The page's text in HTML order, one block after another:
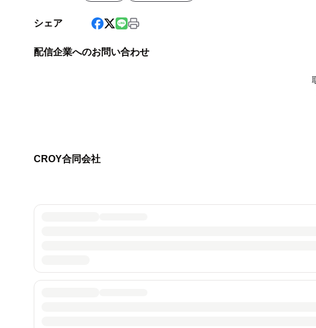
シェア
配信企業へのお問い合わせ
CROY合同会社